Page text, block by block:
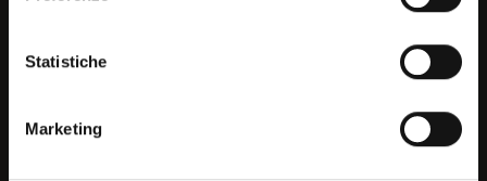
Statistiche
Marketing
current products and